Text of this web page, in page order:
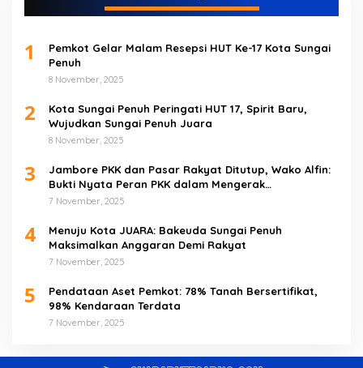
1
Pemkot Gelar Malam Resepsi HUT Ke-17 Kota Sungai
Penuh
8 November, 2025
2
Kota Sungai Penuh Peringati HUT 17, Spirit Baru,
Wujudkan Sungai Penuh Juara
8 November, 2025
3
Jambore PKK dan Pasar Rakyat Ditutup, Wako Alfin:
Bukti Nyata Peran PKK dalam Mengerak
Perekonomian Masyarakat
7 November, 2025
4
Menuju Kota JUARA: Bakeuda Sungai Penuh
Maksimalkan Anggaran Demi Rakyat
7 November, 2025
5
Pendataan Aset Pemkot: 78% Tanah Bersertifikat,
98% Kendaraan Terdata
7 November, 2025